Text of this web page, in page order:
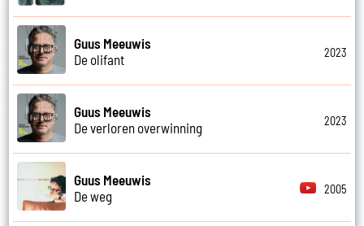
Guus Meeuwis
De olifant
2023
Guus Meeuwis
De verloren overwinning
2023
Guus Meeuwis
De weg
2005